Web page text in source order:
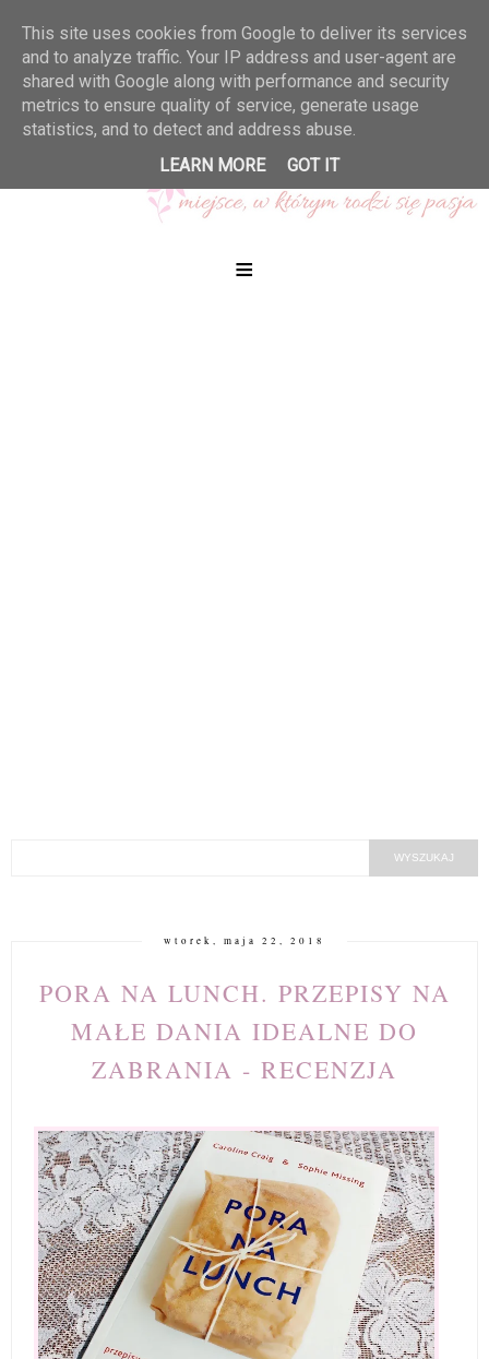
≡
wtorek, maja 22, 2018
PORA NA LUNCH. PRZEPISY NA
MAŁE DANIA IDEALNE DO
ZABRANIA - RECENZJA
This site uses cookies from Google to deliver its services
and to analyze traffic. Your IP address and user-agent are
shared with Google along with performance and security
metrics to ensure quality of service, generate usage
statistics, and to detect and address abuse.
LEARN MORE
GOT IT